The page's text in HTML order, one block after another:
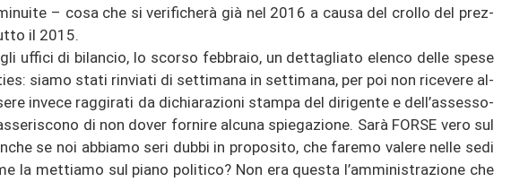
– cosa che si verificherà già nel 2016 a causa del crol­lo del pre­z­
il 2015.
uf­fi­ci di bi­lan­cio, lo scor­so febbraio, un dettag­lia­to elen­co delle spese
siamo stati rin­via­ti di set­ti­ma­na in set­ti­ma­na, per poi non ri­ce­ve­re al­
in­ve­ce rag­gi­ra­ti da di­chia­ra­zio­ni stam­pa del di­ri­gen­te e dell’as­ses­so­
di non dover for­ni­re al­cu­na spie­ga­zio­ne. Sarà FORSE vero sul
se noi ab­bia­mo seri dubbi in pro­pos­i­to, che fare­mo va­le­re nelle sedi
la met­ti­a­mo sul piano po­li­ti­co? Non era ques­ta l’am­mi­nis­tra­zio­ne che